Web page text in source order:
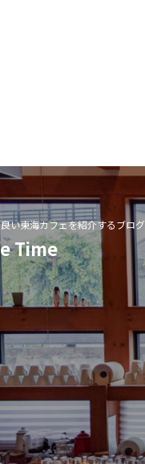
い東海カフェを紹介するブログ
Time